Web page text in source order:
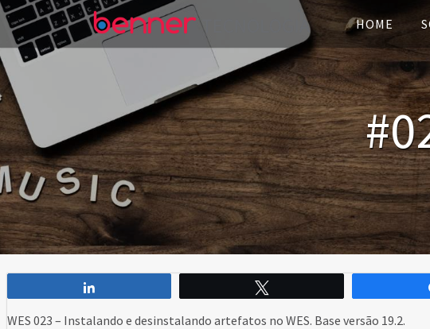
HOME
WES 023 – Instalando e desinstalando artefatos no WES. Base versão 19.2.